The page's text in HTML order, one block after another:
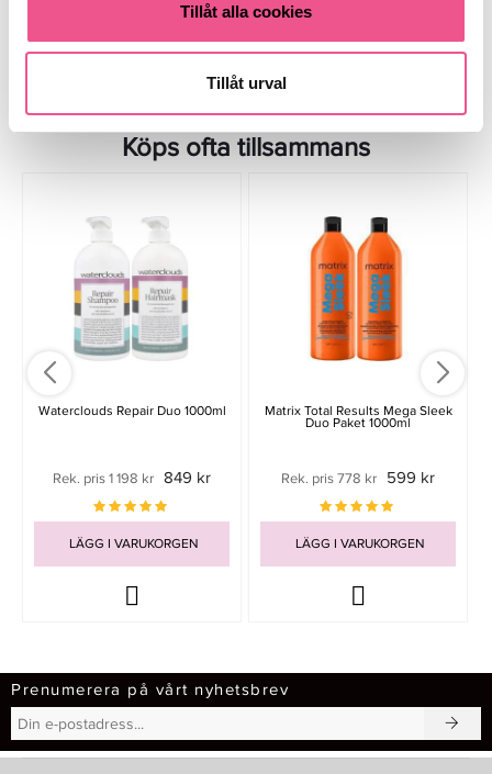
Tillåt alla cookies
Tillåt urval
Köps ofta tillsammans
Waterclouds Repair Duo 1000ml
Rek. pris 1 198 kr 849 kr
LÄGG I VARUKORGEN
Matrix Total Results Mega Sleek
Duo Paket 1000ml
Rek. pris 778 kr 599 kr
LÄGG I VARUKORGEN
Prenumerera på vårt nyhetsbrev